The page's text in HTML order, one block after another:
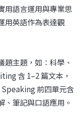
用語言運用與專業思
用英語作為表達觀
主題，如：科學、
含 1–2 篇文本，
前四單元含
、筆記與口語應用。